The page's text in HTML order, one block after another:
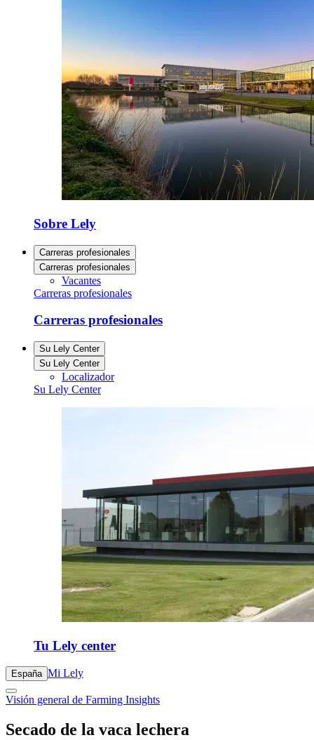
Sobre Lely
Carreras profesionales
Carreras profesionales
Vacantes
Carreras profesionales
Carreras profesionales
Su Lely Center
Su Lely Center
Localizador
Su Lely Center
Tu Lely center
España Mi Lely
Visión general de Farming Insights
Secado de la vaca lechera